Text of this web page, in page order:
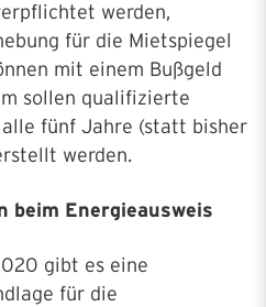
werden,
für die Mietspiegel
mit einem Bußgeld
sollen qualifizierte
fünf Jahre (statt bisher
werden.
beim Energieausweis
gibt es eine
für die